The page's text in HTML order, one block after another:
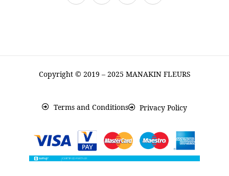
Copyright © 2019 – 2025 MANAKIN FLEURS
Terms and Conditions Privacy Policy